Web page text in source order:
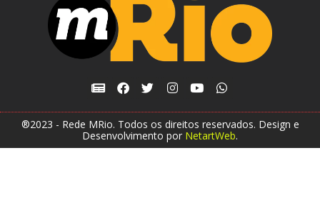
®2023 - Rede MRio. Todos os direitos reservados. Design e
Desenvolvimento por NetartWeb.